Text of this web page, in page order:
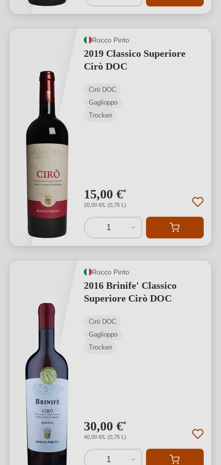
Rocco Pirito
2019 Classico Superiore
Cirò DOC
Cirò DOC
Gaglioppo
Trocken
15,00 €*
20,00 €/L (0,75 L)
1
Rocco Pirito
2016 Brinife' Classico
Superiore Cirò DOC
Cirò DOC
Gaglioppo
Trocken
30,00 €*
40,00 €/L (0,75 L)
1